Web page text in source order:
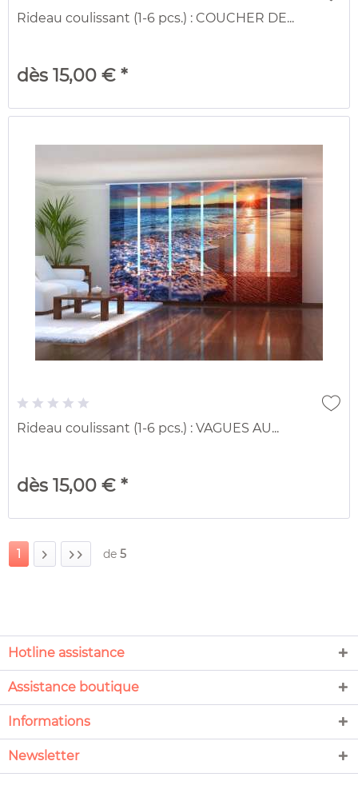
Rideau coulissant (1-6 pcs.) : COUCHER DE...
dès 15,00 € *
Rideau coulissant (1-6 pcs.) : VAGUES AU...
dès 15,00 € *
1 de 5
Hotline assistance
Assistance boutique
Informations
Newsletter